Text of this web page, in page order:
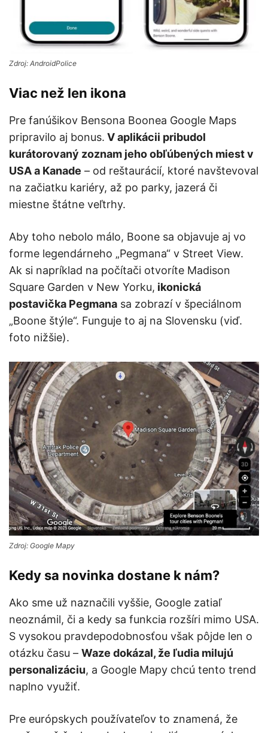
Zdroj: AndroidPolice
Viac než len ikona
Pre fanúšikov Bensona Boonea Google Maps
pripravilo aj bonus. V aplikácii pribudol
kurátorovaný zoznam jeho obľúbených miest v
USA a Kanade – od reštaurácií, ktoré navštevoval
na začiatku kariéry, až po parky, jazerá či
miestne štátne veľtrhy.
Aby toho nebolo málo, Boone sa objavuje aj vo
forme legendárneho „Pegmana“ v Street View.
Ak si napríklad na počítači otvoríte Madison
Square Garden v New Yorku, ikonická
postavička Pegmana sa zobrazí v špeciálnom
„Boone štýle“. Funguje to aj na Slovensku (viď.
foto nižšie).
Zdroj: Google Mapy
Kedy sa novinka dostane k nám?
Ako sme už naznačili vyššie, Google zatiaľ
neoznámil, či a kedy sa funkcia rozšíri mimo USA.
S vysokou pravdepodobnosťou však pôjde len o
otázku času – Waze dokázal, že ľudia milujú
personalizáciu, a Google Mapy chcú tento trend
naplno využiť.
Pre európskych používateľov to znamená, že